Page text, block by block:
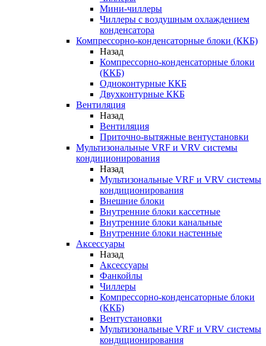
Мини-чиллеры
Чиллеры с воздушным охлаждением
конденсатора
Компрессорно-конденсаторные блоки (ККБ)
Назад
Компрессорно-конденсаторные блоки
(ККБ)
Одноконтурные ККБ
Двухконтурные ККБ
Вентиляция
Назад
Вентиляция
Приточно-вытяжные вентустановки
Мультизональные VRF и VRV системы
кондиционирования
Назад
Мультизональные VRF и VRV системы
кондиционирования
Внешние блоки
Внутренние блоки кассетные
Внутренние блоки канальные
Внутренние блоки настенные
Аксессуары
Назад
Аксессуары
Фанкойлы
Чиллеры
Компрессорно-конденсаторные блоки
(ККБ)
Вентустановки
Мультизональные VRF и VRV системы
кондиционирования